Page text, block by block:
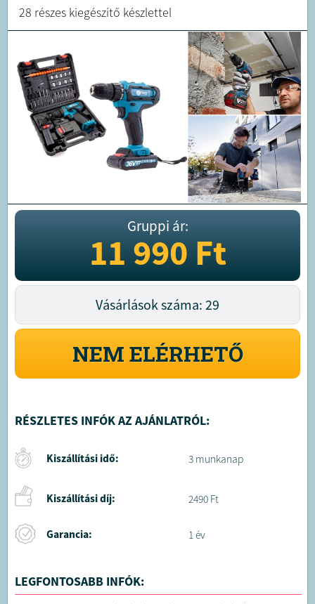
28 részes kiegészítő készlettel
Gruppi ár:
11 990Ft
Vásárlások száma: 29
NEM ELÉRHETŐ
RÉSZLETES INFÓK AZ AJÁNLATRÓL:
Kiszállítási idő: 3 munkanap
Kiszállítási díj: 2490 Ft
Garancia: 1 év
LEGFONTOSABB INFÓK: